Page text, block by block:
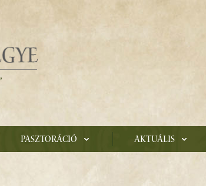
Pasztoráció Aktuális